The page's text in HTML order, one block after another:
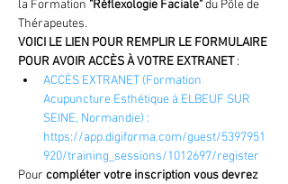
la Formation "Réflexologie Faciale" du Pôle de
Thérapeutes.
VOICI LE LIEN POUR REMPLIR LE FORMULAIRE
POUR AVOIR ACCÈS À VOTRE EXTRANET :
ACCÈS EXTRANET (Formation
Acupuncture Esthétique à ELBEUF SUR
SEINE, Normandie) :
https://app.digiforma.com/guest/5397951
920/training_sessions/1012697/register
Pour compléter votre inscription vous devrez